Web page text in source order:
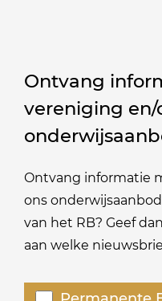
Ontvang
vereniging en/
Ontvang informatie
ons
van het RB? Geef
aan welke
Welke